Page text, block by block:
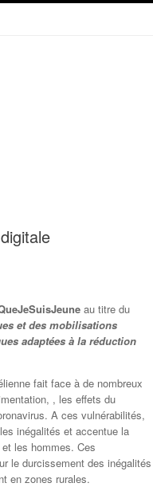
au titre du
et des mobilisations
adaptées à la réduction
fait face à de nombreux
, les effets du
A ces vulnérabilités,
inégalités et accentue la
les hommes. Ces
le durcissement des inégalités
en zones rurales.